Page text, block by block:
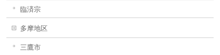
臨済宗
多摩地区
三鷹市